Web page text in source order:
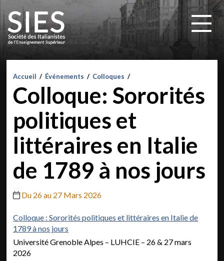
Accueil / Événements / Colloques /
Colloque: Sororités
politiques et
littéraires en Italie
de 1789 à nos jours
Du 26 au 27 Mars 2026
Colloque : Sororités politiques et littéraires en Italie de
1789 à nos jours
Université Grenoble Alpes – LUHCIE – 26 & 27 mars
2026